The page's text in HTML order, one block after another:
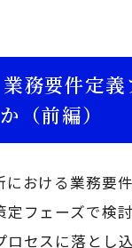
業務要件定
（前編）
における業務要
定フェーズで検
ロセスに落とし